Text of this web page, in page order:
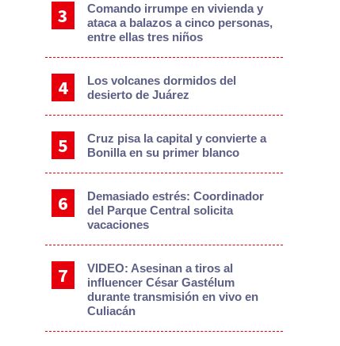
Comando irrumpe en vivienda y
ataca a balazos a cinco personas,
entre ellas tres niños
Los volcanes dormidos del
desierto de Juárez
Cruz pisa la capital y convierte a
Bonilla en su primer blanco
Demasiado estrés: Coordinador
del Parque Central solicita
vacaciones
VIDEO: Asesinan a tiros al
influencer César Gastélum
durante transmisión en vivo en
Culiacán